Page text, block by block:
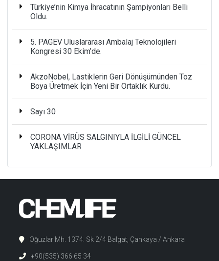
Türkiye’nin Kimya İhracatının Şampiyonları Belli
Oldu.
5. PAGEV Uluslararası Ambalaj Teknolojileri
Kongresi 30 Ekim’de.
AkzoNobel, Lastiklerin Geri Dönüşümünden Toz
Boya Üretmek İçin Yeni Bir Ortaklık Kurdu.
Sayı 30
CORONA VİRÜS SALGINIYLA İLGİLİ GÜNCEL
YAKLAŞIMLAR
Oğuzlar Mh. 1374. Sk 2/4 Balgat, Çankaya / Ankara
+90(535) 366 65 34